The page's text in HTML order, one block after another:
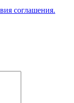
соглашения.